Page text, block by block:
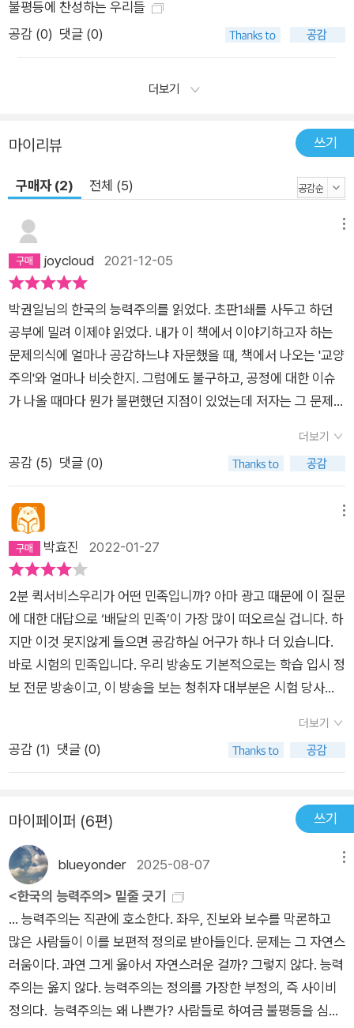
불평등에 찬성하는 우리들
공감 (0) 댓글 (0)
더보기
마이리뷰 쓰기
구매자 (2) 전체 (5)
joycloud 2021-12-05
박권일님의 한국의 능력주의를 읽었다. 초판1쇄를 사두고 하던
공부에 밀려 이제야 읽었다. 내가 이 책에서 이야기하고자 하는
문제의식에 얼마나 공감하느냐 자문했을 때, 책에서 나오는 '교양
주의'와 얼마나 비슷한지. 그럼에도 불구하고, 공정에 대한 이슈
가 나올 때마다 뭔가 불편했던 지점이 있었는데 저자는 그 문제를
게 한 마디로 요약하면, '문제는 공정이 아니야, 불공평이 문제란
말이야!'정도가 되겠다. 우리나라는 형식적 민주주의는 발달했으
나, 효과적 민주주의의 발전은 지체되고 있고, 이는 엘리트의 고
결성이 낮은 부분과 상관관계가 있음을 보여준다. 엘리트의 탓으
로만 돌리기도 애매한 것이, 저자는 그람시를 호명하며 다음과 같
이 말하고 있다. 어떤 지배-피지배 관계도 일방적이지 않다는 것
의 동의가 필수적이다. 그러나 이 동의는 피지배자가 순전히 기만
당했음을 뜻하지 않으며, 일정한 물질적 충족 위에서 피지배자가
지배자의 이데올로기를 능동적으로 체화한 결과다. 능력주의도
마찬가지다. 능력주의를 내면화한 대중은 지배 집단의 능력주의
선동에 일방적으로 세뇌당하거나 속아 넘어간 게 아니다. 대중은
주체적으로 능력주의를 받아들였고 스스로가 능력주의의 피해자
인 동시에 수혜자, 또 가해자가 됐다. (220쪽)우리가 이런 사태
고 큰 소리로 발언하지는 않고 있으니까... 말이다. 편승은 쉽지만
앞서 달리는 것은 나도 저어하니까... '그렇다면, 그 불공평에 대해
서 어떻게 할 것인가?'라는 질문을 던지고는 저자는 아래와 같이
쓰고 있다. 능력주의의 대안을 제시하려면 능력주의의 개념적 한
계를 다양한 측면에서 분석해야 한다. 특히 능력주의가 당연시하
는 전제들, 이미 상식이 되어 불변의 자연적 조건처럼 보이는 사
실들을 모두 의심해야 한다. 그 상식이 더 이상 당연하지 않을 때,
비로소 대안은 현실에서 싹을 틔우기 시작한다. 능력주의의 대안
을 찾는다는 것은 불평등을 판단하는 더 정의롭고 효과적인 원칙
을 마련해 정당하지 않은 불평등을 실제로 해소해가는 과정을 의
더보기
공감 (5) 댓글 (0)
박효진 2022-01-27
2분 퀵서비스우리가 어떤 민족입니까? 아마 광고 때문에 이 질문
에 대한 대답으로 ‘배달의 민족’이 가장 많이 떠오르실 겁니다. 하
지만 이것 못지않게 들으면 공감하실 어구가 하나 더 있습니다.
바로 시험의 민족입니다. 우리 방송도 기본적으로는 학습 입시 정
보 전문 방송이고, 이 방송을 보는 청취자 대부분은 시험 당사자
평가, 토익 토플, 입사 시험, 그 이후에도 끝없는 시험 시험 시험.
한국인은 왜 이렇게 시험에 매달릴까요?크게 나눴을 때 진보진
이라면 다들 아실 책 ‘88만원 세대’를 쓴 박권일 작가가 이 문제
에 주목합니다. 시험이란 한국식 능력주의, 한국의 능력주의가 집
약된 제도입니다. 그가 볼 때 시험이라는 제도는 불평등을 정당화
하고 재생산해 한국이 그럭저럭 살 만한 건전한 공동체가 되지 못
하도록 방해합니다. 우리 사회의 주요한 문제인 만큼 역사는 뿌리
깊고, 인식은 사회 전반에 넓게 자리 잡고 있으며, 다른 사회를 만
들자고 주장하더라도 대안조차 마땅치 않습니다. 그럼에도 시험
제도에 기반한 한국식 능력주의에 대해 성찰해보지 않으면, 우리
사회 속에서 마음과 몸이 힘든 사람은 점점 늘어날 것입니다.우리
아이들이 한국식 능력주의 잣대에서 벗어나 있더라도 행복하게
더보기
공감 (1) 댓글 (0)
마이페이퍼 (6편) 쓰기
blueyonder 2025-08-07
<한국의 능력주의> 밑줄 긋기
... 능력주의는 직관에 호소한다. 좌우, 진보와 보수를 막론하고
많은 사람들이 이를 보편적 정의로 받아들인다. 문제는 그 자연스
러움이다. 과연 그게 옳아서 자연스러운 걸까? 그렇지 않다. 능력
주의는 옳지 않다. 능력주의는 정의를 가장한 부정의, 즉 사이비
정의다. 능력주의는 왜 나쁜가? 사람들로 하여금 불평등을 심각